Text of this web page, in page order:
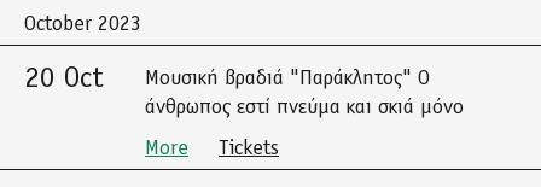
October 2023
20 Oct
Μουσική βραδιά "Παράκλητος" Ο
άνθρωπος εστί πνεύμα και σκιά μόνο
More
Tickets